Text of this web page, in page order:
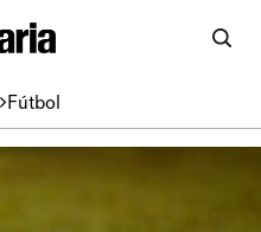
Fútbol